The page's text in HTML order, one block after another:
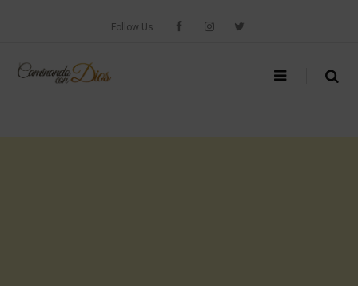
Follow Us